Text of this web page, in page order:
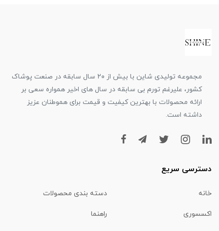
مجموعه تولیدی شاین با بیش از ۲۰ سال سابقه در صنعت پوشاک
کشور، علیرغم تورم بی سابقه در سال های اخیر همواره سعی بر
ارائه محصولات با بهترین کیفیت و قیمت برای هموطنان عزیز
داشته است.
دسترسی سریع
خانه دسته بندی محصولات
اکسسوری راهنما